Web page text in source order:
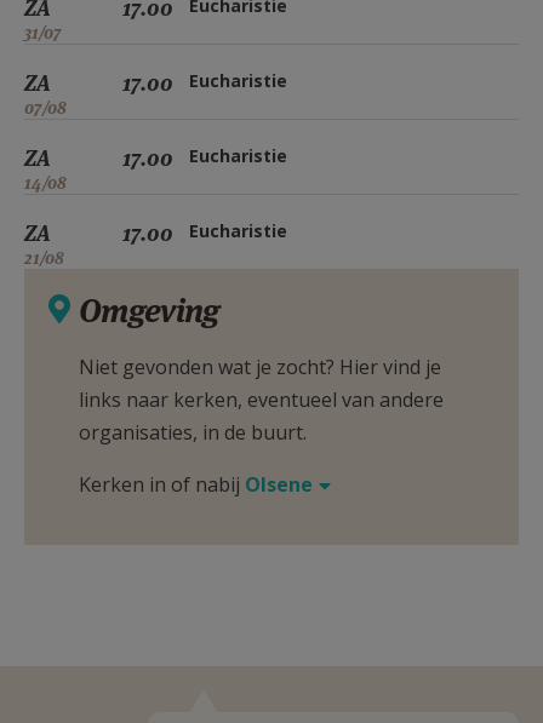
ZA
31/07
17.00 Eucharistie
ZA
07/08
17.00 Eucharistie
ZA
14/08
17.00 Eucharistie
ZA
21/08
17.00 Eucharistie
Omgeving
Niet gevonden wat je zocht? Hier vind je
links naar kerken, eventueel van andere
organisaties, in de buurt.
Kerken in of nabij Olsene